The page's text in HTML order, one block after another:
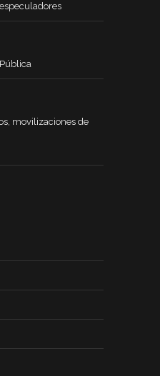
movilizaciones de